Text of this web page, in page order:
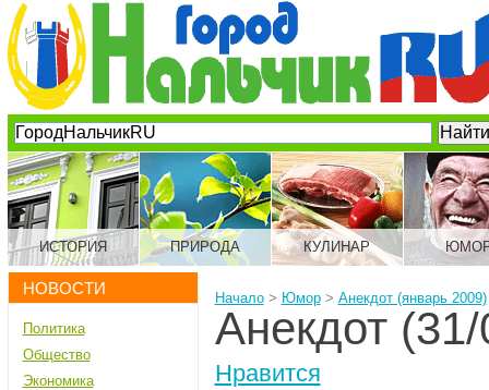
ИСТОРИЯ ПРИРОДА КУЛИНАР
НОВОСТИ
Политика
Общество
Экономика
Начало> Юмор> Анекдот (январь 2009)
Анекдот
Нравится